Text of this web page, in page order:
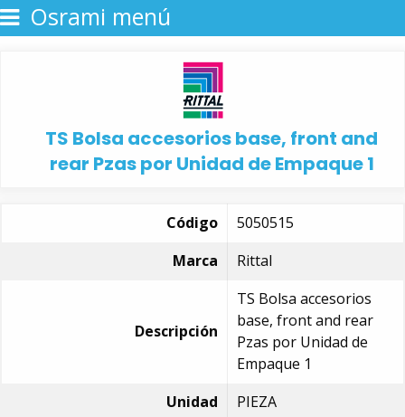
Osrami menú
TS Bolsa accesorios base, front and
rear Pzas por Unidad de Empaque 1
Código
5050515
Marca
Rittal
Descripción
TS Bolsa accesorios
base, front and rear
Pzas por Unidad de
Empaque 1
Unidad
PIEZA